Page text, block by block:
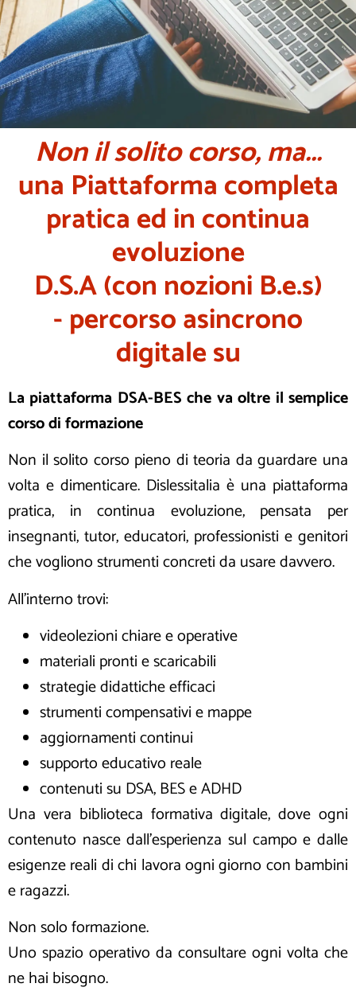
Non il solito corso, ma...
una Piattaforma completa
pratica ed in continua
evoluzione
D.S.A (con nozioni B.e.s)
- percorso asincrono
digitale su
La piattaforma DSA-BES che va oltre il semplice
corso di formazione
Non il solito corso pieno di teoria da guardare una
volta e dimenticare. Dislessitalia è una piattaforma
pratica, in continua evoluzione, pensata per
insegnanti, tutor, educatori, professionisti e genitori
che vogliono strumenti concreti da usare davvero.
All’interno trovi:
videolezioni chiare e operative
materiali pronti e scaricabili
strategie didattiche efficaci
strumenti compensativi e mappe
aggiornamenti continui
supporto educativo reale
contenuti su DSA, BES e ADHD
Una vera biblioteca formativa digitale, dove ogni
contenuto nasce dall’esperienza sul campo e dalle
esigenze reali di chi lavora ogni giorno con bambini
e ragazzi.
Non solo formazione.
Uno spazio operativo da consultare ogni volta che
ne hai bisogno.